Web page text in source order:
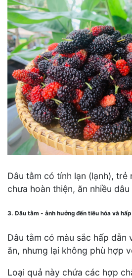
Dâu tằm có tính lạn (lạnh), trẻ
chưa hoàn thiện, ăn nhiều
3. Dâu tằm - ảnh hưởng đến tiêu hóa và
Dâu tằm có màu sắc hấp dẫn
ăn, nhưng lại không phù hợp
Loại quả này chứa các hợp